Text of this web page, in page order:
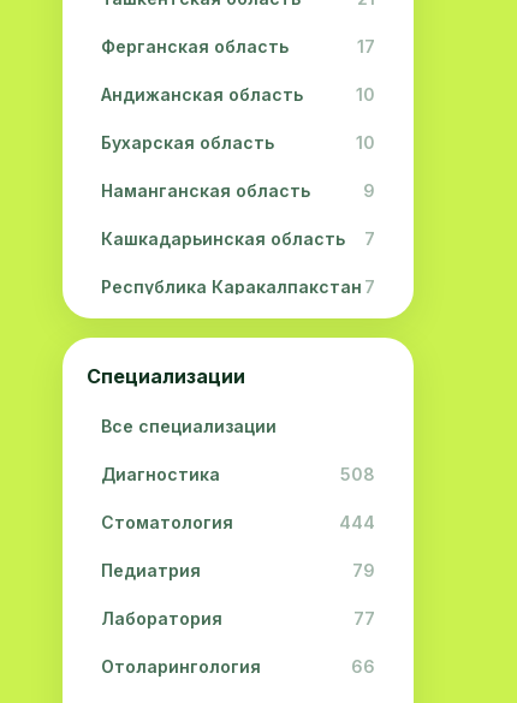
Ферганская область 17
Андижанская область 10
Бухарская область 10
Наманганская область 9
Кашкадарьинская область 7
Республика Каракалпакстан 7
Навоийская область 5
Джизакская область
Сурхандарьинская область
Сырдарьинская область 2
Хорезмская область 2
Специализации
Все специализации
Диагностика 508
Стоматология 444
Педиатрия 79
Лаборатория 77
Отоларингология 66